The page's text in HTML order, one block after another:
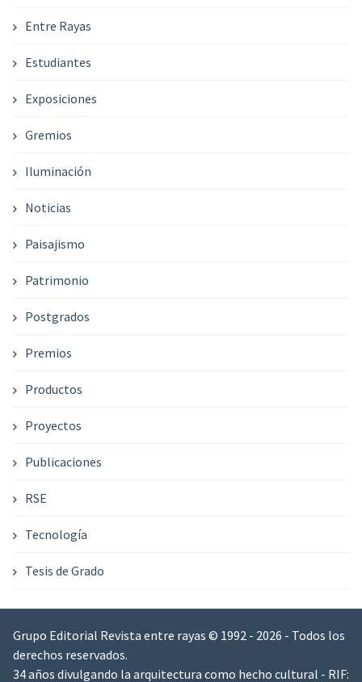
Entre Rayas
Estudiantes
Exposiciones
Gremios
Iluminación
Noticias
Paisajismo
Patrimonio
Postgrados
Premios
Productos
Proyectos
Publicaciones
RSE
Tecnología
Tesis de Grado
Grupo Editorial Revista entre rayas © 1992 - 2026 - Todos los
derechos reservados.
34 años divulgando la arquitectura como hecho cultural - RIF: